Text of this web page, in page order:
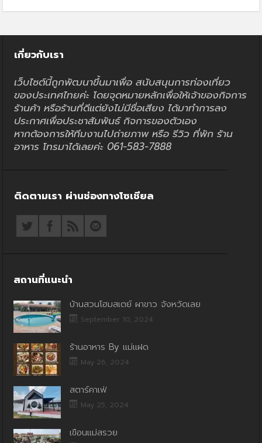
เกี่ยวกับเรา
เว็บไซต์นี้ถูกพัฒนาขึ้นมาเพื่อ สนับสนุนการท่องเที่ยว
ของประเทศไทยค่ะ โดยจุดหมายหลักเพื่อให้เจ้าของกิจการ
ร้านค้า หรือร้านที่ดีแต่ยังไม่มีชื่อเสียง ได้มาทำการลง
ประกาศเพื่อประชาสัมพันธ์ กิจการของตัวเอง
หากต้องการให้ทีมงานไปถ่ายภาพ หรือ รีวิว ที่พัก ร้าน
อาหาร โทรมาได้เลยค่ะ 061-583-7888
ติดตามเรา ผ่านช่องทางโซเชียล
สถานที่แนะนำ
บ้านสวนโฮมสเตย์ ผาขาว จังหวัดเลย
September 10, 2024
ร้านอาหาร By แม่แฝด
May 26, 2024
สตาร์คาเฟ่
May 25, 2024
เขื่อนแม่สรวย